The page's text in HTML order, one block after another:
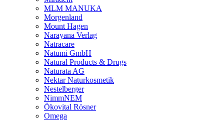
MLM MANUKA
Morgenland
Mount Hagen
Narayana Verlag
Natracare
Natumi GmbH
Natural Products & Drugs
Naturata AG
Nektar Naturkosmetik
Nestelberger
NimmNEM
Ökovital Rösner
Omega